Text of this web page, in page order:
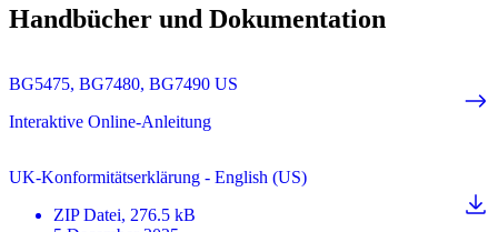
Handbücher und Dokumentation
BG5475, BG7480, BG7490 US
Interaktive Online-Anleitung
UK-Konformitätserklärung - English (US)
ZIP Datei, 276.5 kB